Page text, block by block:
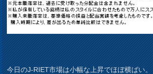
今日のJ-RIET市場は小幅な上昇でほぼ横ばい。